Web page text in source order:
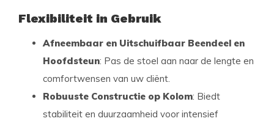
Flexibiliteit in Gebruik
Afneembaar en Uitschuifbaar Beendeel en
Hoofdsteun: Pas de stoel aan naar de lengte en
comfortwensen van uw cliënt.
Robuuste Constructie op Kolom: Biedt
stabiliteit en duurzaamheid voor intensief